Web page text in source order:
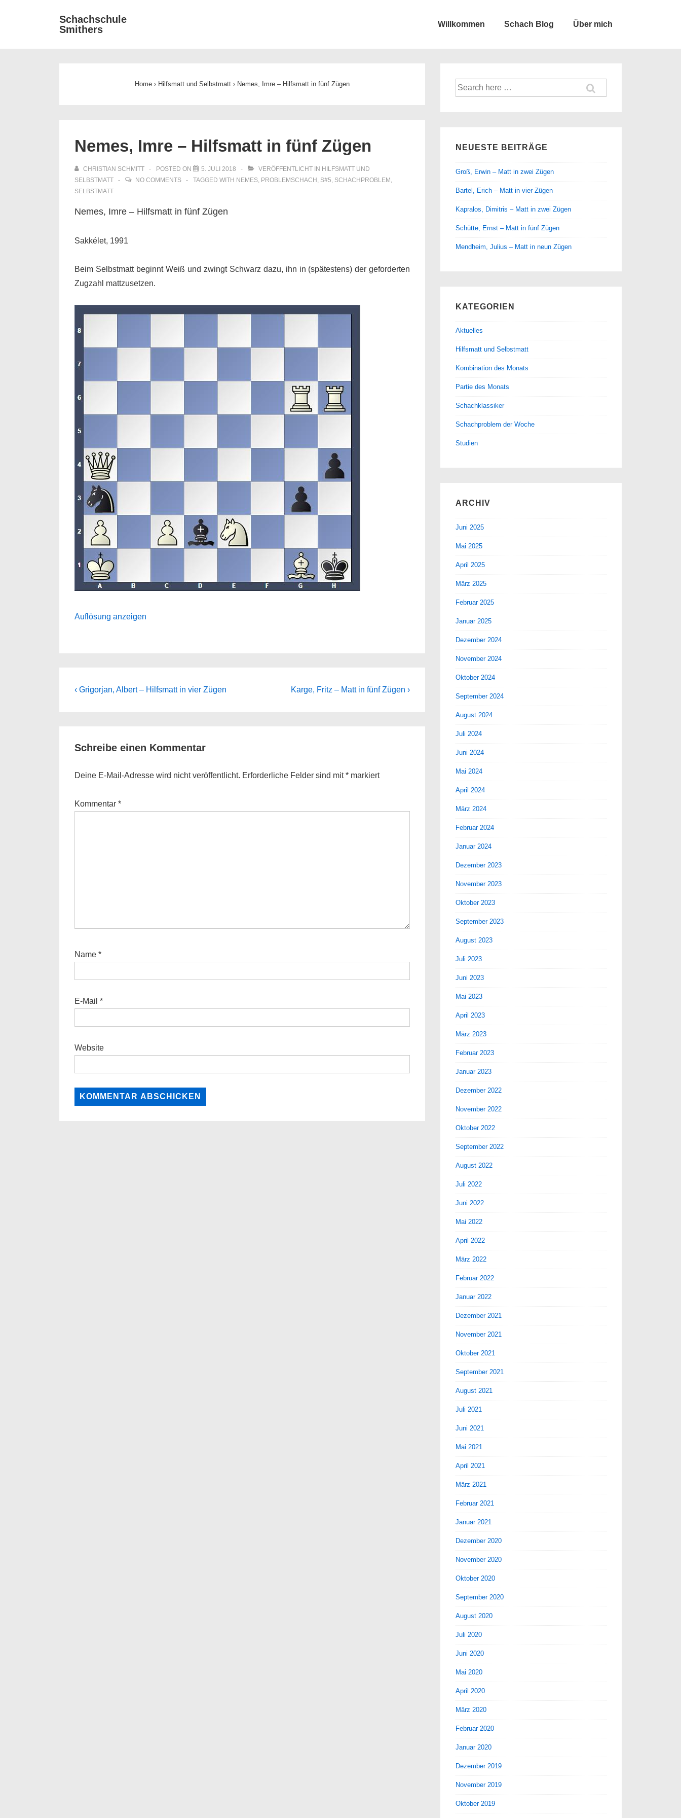
Schachschule
Smithers
Willkommen Schach Blog Über mich
Home › Hilfsmatt und Selbstmatt › Nemes, Imre – Hilfsmatt in fünf Zügen
Nemes, Imre – Hilfsmatt in fünf Zügen
CHRISTIAN SCHMITT POSTED ON 5. JULI 2018 VERÖFFENTLICHT IN HILFSMATT UND
SELBSTMATT
NO COMMENTS TAGGED WITH NEMES, PROBLEMSCHACH , S#5, SCHACHPROBLEM ,
SELBSTMATT
Nemes, Imre – Hilfsmatt in fünf Zügen
Sakkélet, 1991
Beim Selbstmatt beginnt Weiß und zwingt Schwarz dazu, ihn in (spätestens) der geforderten
Zugzahl mattzusetzen.
Auflösung anzeigen
Beitragsnavigation
Previous
‹ Grigorjan, Albert – Hilfsmatt in vier Zügen
Next
Karge, Fritz – Matt in fünf Zügen ›
Schreibe einen Kommentar
Deine E-Mail-Adresse wird nicht veröffentlicht. Erforderliche Felder sind mit* markiert
Kommentar *
Name *
E-Mail *
Website
Suche
nach:
NEUESTE BEITRÄGE
Groß, Erwin – Matt in zwei Zügen
Bartel, Erich – Matt in vier Zügen
Kapralos, Dimitris – Matt in zwei Zügen
Schütte, Ernst – Matt in fünf Zügen
Mendheim, Julius – Matt in neun Zügen
KATEGORIEN
Aktuelles
Hilfsmatt und Selbstmatt
Kombination des Monats
Partie des Monats
Schachklassiker
Schachproblem der Woche
Studien
ARCHIV
Juni 2025
Mai 2025
April 2025
März 2025
Februar 2025
Januar 2025
Dezember 2024
November 2024
Oktober 2024
September 2024
August 2024
Juli 2024
Juni 2024
Mai 2024
April 2024
März 2024
Februar 2024
Januar 2024
Dezember 2023
November 2023
Oktober 2023
September 2023
August 2023
Juli 2023
Juni 2023
Mai 2023
April 2023
März 2023
Februar 2023
Januar 2023
Dezember 2022
November 2022
Oktober 2022
September 2022
August 2022
Juli 2022
Juni 2022
Mai 2022
April 2022
März 2022
Februar 2022
Januar 2022
Dezember 2021
November 2021
Oktober 2021
September 2021
August 2021
Juli 2021
Juni 2021
Mai 2021
April 2021
März 2021
Februar 2021
Januar 2021
Dezember 2020
November 2020
Oktober 2020
September 2020
August 2020
Juli 2020
Juni 2020
Mai 2020
April 2020
März 2020
Februar 2020
Januar 2020
Dezember 2019
November 2019
Oktober 2019